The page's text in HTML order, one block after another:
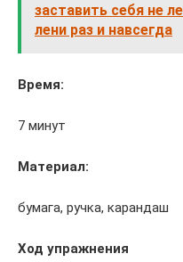
заставить себя не
лени раз и навсегда
Время:
7 минут
Материал:
бумага, ручка, карандаш
Ход упражнения